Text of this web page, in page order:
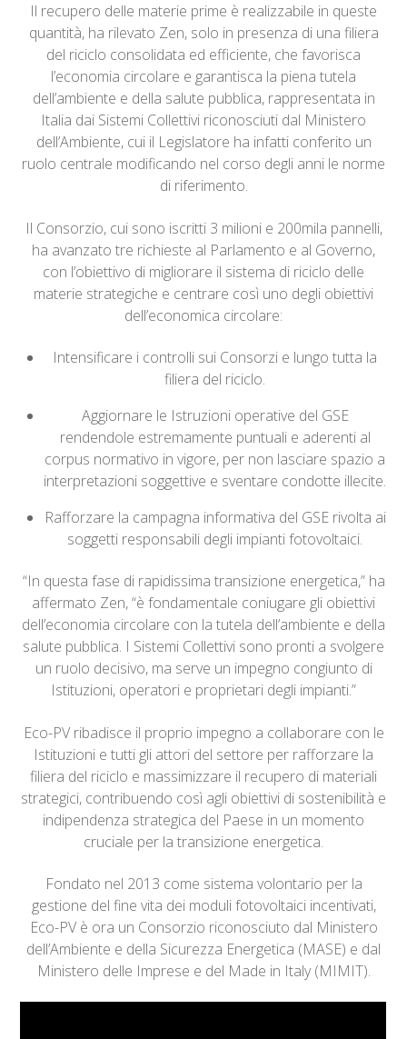
Il recupero delle materie prime è realizzabile in queste
quantità, ha rilevato Zen, solo in presenza di una filiera
del riciclo consolidata ed efficiente, che favorisca
l’economia circolare e garantisca la piena tutela
dell’ambiente e della salute pubblica, rappresentata in
Italia dai Sistemi Collettivi riconosciuti dal Ministero
dell’Ambiente, cui il Legislatore ha infatti conferito un
ruolo centrale modificando nel corso degli anni le norme
di riferimento.
Il Consorzio, cui sono iscritti 3 milioni e 200mila pannelli,
ha avanzato tre richieste al Parlamento e al Governo,
con l’obiettivo di migliorare il sistema di riciclo delle
materie strategiche e centrare così uno degli obiettivi
dell’economica circolare:
Intensificare i controlli sui Consorzi e lungo tutta la
filiera del riciclo.
Aggiornare le Istruzioni operative del GSE
rendendole estremamente puntuali e aderenti al
corpus normativo in vigore, per non lasciare spazio a
interpretazioni soggettive e sventare condotte illecite.
Rafforzare la campagna informativa del GSE rivolta ai
soggetti responsabili degli impianti fotovoltaici.
“In questa fase di rapidissima transizione energetica,” ha
affermato Zen, “è fondamentale coniugare gli obiettivi
dell’economia circolare con la tutela dell’ambiente e della
salute pubblica. I Sistemi Collettivi sono pronti a svolgere
un ruolo decisivo, ma serve un impegno congiunto di
Istituzioni, operatori e proprietari degli impianti.”
Eco-PV ribadisce il proprio impegno a collaborare con le
Istituzioni e tutti gli attori del settore per rafforzare la
filiera del riciclo e massimizzare il recupero di materiali
strategici, contribuendo così agli obiettivi di sostenibilità e
indipendenza strategica del Paese in un momento
cruciale per la transizione energetica.
Fondato nel 2013 come sistema volontario per la
gestione del fine vita dei moduli fotovoltaici incentivati,
Eco-PV è ora un Consorzio riconosciuto dal Ministero
dell’Ambiente e della Sicurezza Energetica (MASE) e dal
Ministero delle Imprese e del Made in Italy (MIMIT).